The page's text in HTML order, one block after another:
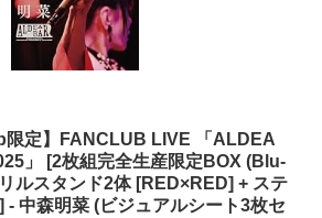
限定】FANCLUB LIVE 「ALDEA
」 [2枚組完全生産限定BOX (Blu-
ルスタンド2体 [RED×RED] + ステ
- 中森明菜 (ビジュアルシート3枚セ